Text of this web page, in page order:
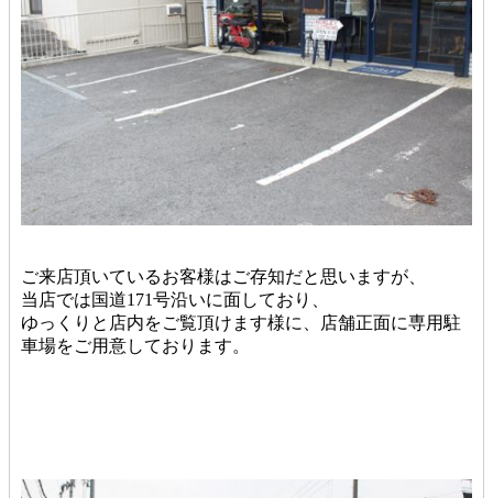
ご来店頂いているお客様はご存知だと思いますが、
当店では国道171号沿いに面しており、
ゆっくりと店内をご覧頂けます様に、店舗正面に専用駐
車場をご用意しております。